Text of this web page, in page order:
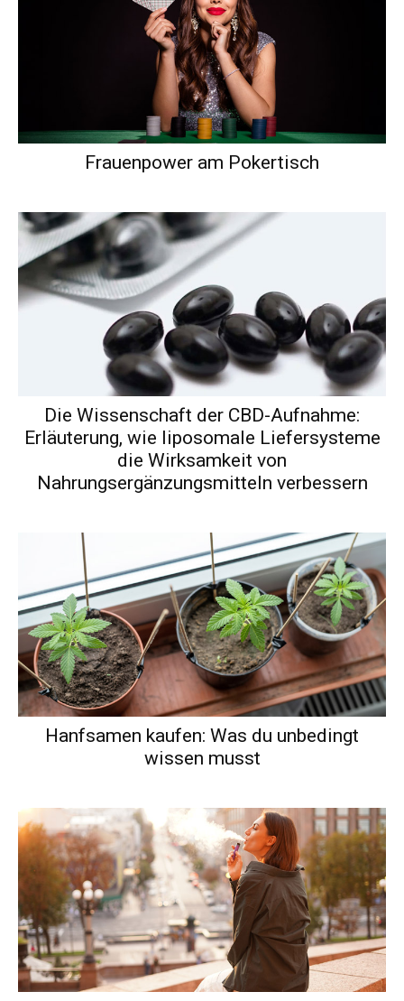
Frauenpower am Pokertisch
Die Wissenschaft der CBD-Aufnahme:
Erläuterung, wie liposomale Liefersysteme
die Wirksamkeit von
Nahrungsergänzungsmitteln verbessern
Hanfsamen kaufen: Was du unbedingt
wissen musst